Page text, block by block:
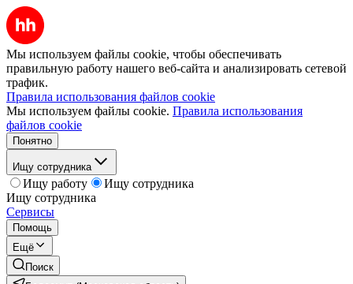
Мы используем файлы cookie, чтобы обеспечивать
правильную работу нашего веб-сайта и анализировать сетевой
трафик.
Правила использования файлов cookie
Мы используем файлы cookie. Правила использования
файлов cookie
Понятно
Ищу сотрудника
Ищу работу
Ищу сотрудника
Ищу сотрудника
Сервисы
Помощь
Ещё
Поиск